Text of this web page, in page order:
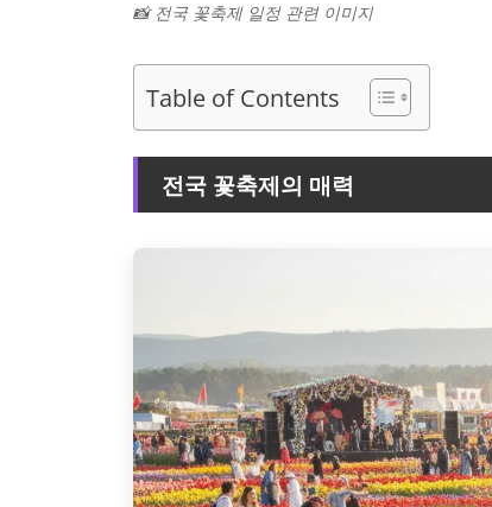
📸 전국 꽃축제 일정 관련 이미지
Table of Contents
전국 꽃축제의 매력